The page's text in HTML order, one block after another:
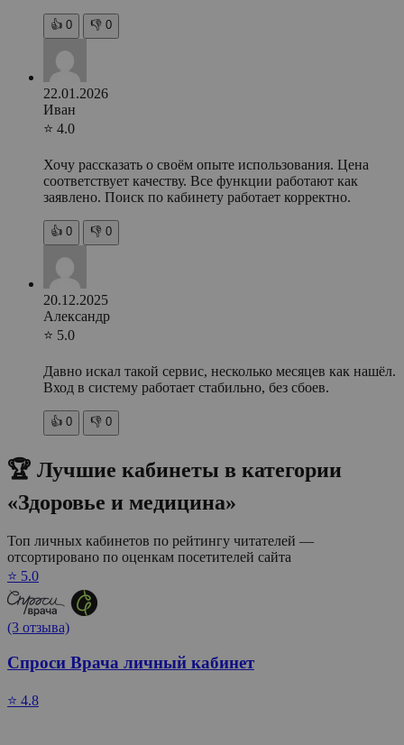
👍 0 👎 0
22.01.2026
Иван
⭐ 4.0
Хочу рассказать о своём опыте использования. Цена
соответствует качеству. Все функции работают как
заявлено. Поиск по кабинету работает корректно.
👍 0 👎 0
20.12.2025
Александр
⭐ 5.0
Давно искал такой сервис, несколько месяцев как нашёл.
Вход в систему работает стабильно, без сбоев.
👍 0 👎 0
🏆 Лучшие кабинеты в категории
«Здоровье и медицина»
Топ личных кабинетов по рейтингу читателей —
отсортировано по оценкам посетителей сайта
⭐ 5.0
(3 отзыва)
Спроси Врача личный кабинет
⭐ 4.8